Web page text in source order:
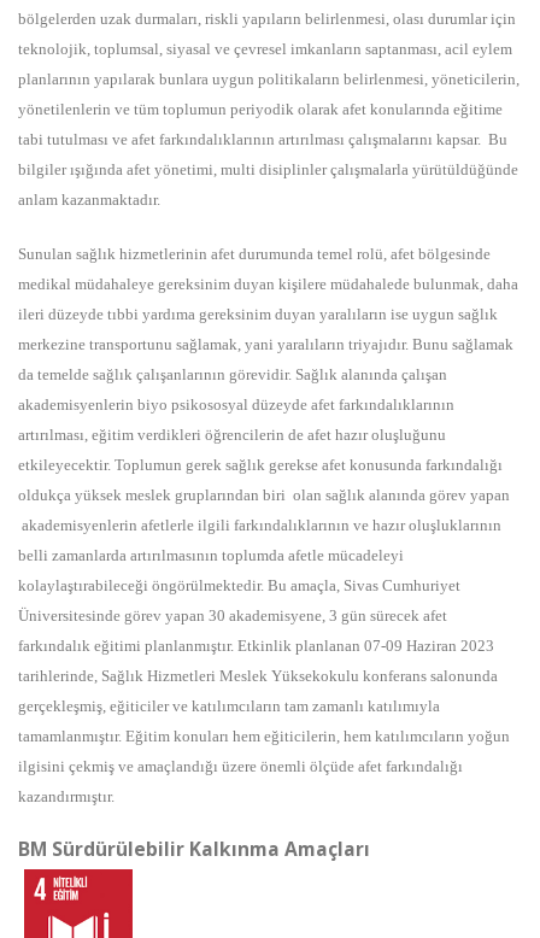
bölgelerden uzak durmaları, riskli yapıların belirlenmesi, olası durumlar için
teknolojik, toplumsal, siyasal ve çevresel imkanların saptanması, acil eylem
planlarının yapılarak bunlara uygun politikaların belirlenmesi, yöneticilerin,
yönetilenlerin ve tüm toplumun periyodik olarak afet konularında eğitime
tabi tutulması ve afet farkındalıklarının artırılması çalışmalarını kapsar. Bu
bilgiler ışığında afet yönetimi, multi disiplinler çalışmalarla yürütüldüğünde
anlam kazanmaktadır.
Sunulan sağlık hizmetlerinin afet durumunda temel rolü, afet bölgesinde
medikal müdahaleye gereksinim duyan kişilere müdahalede bulunmak, daha
ileri düzeyde tıbbi yardıma gereksinim duyan yaralıların ise uygun sağlık
merkezine transportunu sağlamak, yani yaralıların triyajıdır. Bunu sağlamak
da temelde sağlık çalışanlarının görevidir. Sağlık alanında çalışan
akademisyenlerin biyo psikososyal düzeyde afet farkındalıklarının
artırılması, eğitim verdikleri öğrencilerin de afet hazır oluşluğunu
etkileyecektir. Toplumun gerek sağlık gerekse afet konusunda farkındalığı
oldukça yüksek meslek gruplarından biri olan sağlık alanında görev yapan
akademisyenlerin afetlerle ilgili farkındalıklarının ve hazır oluşluklarının
belli zamanlarda artırılmasının toplumda afetle mücadeleyi
kolaylaştırabileceği öngörülmektedir. Bu amaçla, Sivas Cumhuriyet
Üniversitesinde görev yapan 30 akademisyene, 3 gün sürecek afet
farkındalık eğitimi planlanmıştır. Etkinlik planlanan 07-09 Haziran 2023
tarihlerinde, Sağlık Hizmetleri Meslek Yüksekokulu konferans salonunda
gerçekleşmiş, eğiticiler ve katılımcıların tam zamanlı katılımıyla
tamamlanmıştır. Eğitim konuları hem eğiticilerin, hem katılımcıların yoğun
ilgisini çekmiş ve amaçlandığı üzere önemli ölçüde afet farkındalığı
kazandırmıştır.
BM Sürdürülebilir Kalkınma Amaçları